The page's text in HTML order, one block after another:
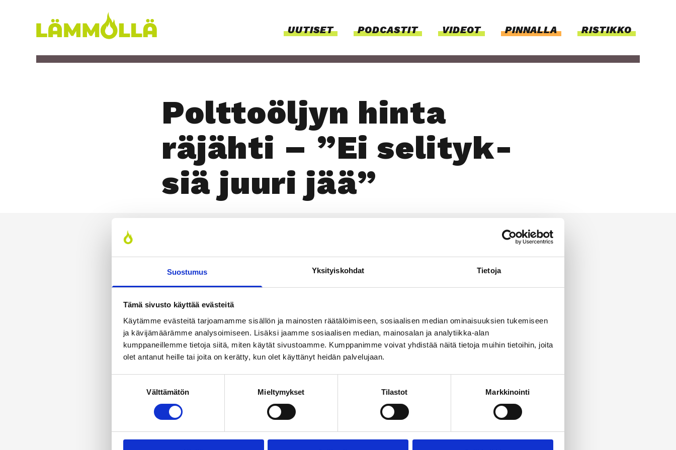
Suostumus Yksityiskohdat Tietoja
Tämä sivusto käyttää evästeitä
Käytämme evästeitä tarjoamamme sisällön ja mainosten räätälöimiseen, sosiaalisen median ominaisuuksien tukemiseen
ja kävijämäärämme analysoimiseen. Lisäksi jaamme sosiaalisen median, mainosalan ja analytiikka-alan
kumppaneillemme tietoja siitä, miten käytät sivustoamme. Kumppanimme voivat yhdistää näitä tietoja muihin tietoihin, joita
olet antanut heille tai joita on kerätty, kun olet käyttänyt heidän palvelujaan.
Välttämätön Mieltymykset Tilastot Markkinointi
UUTI­SET PODCAS­TIT VIDEOT PIN­NAL­LA RISTIKKO
Polt­to­öl­jyn hin­ta
räjäh­ti – ”Ei seli­tyk­
siä juu­ri jää”
Läm­möl­lä
SUO­SIT­TE­LE KAVE­RIL­LE
Face­bookIns­ta­gram
Läm­möl­lä on ener­gia­te­hok­kuus­so­pi­mus Höy­lä IV:n kulut­ta­ja­tie­do­tus­ka­na­va.